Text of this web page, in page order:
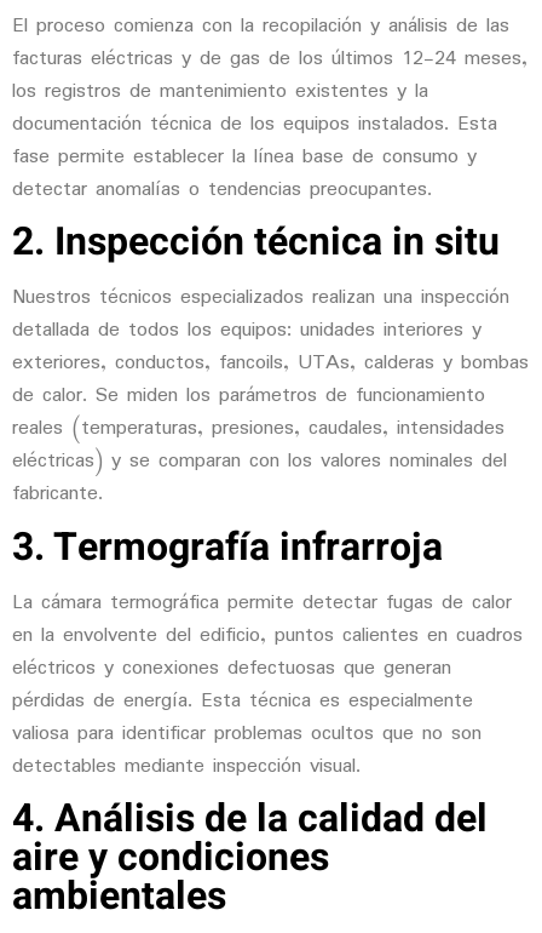
El proceso comienza con la recopilación y análisis de las
facturas eléctricas y de gas de los últimos 12-24 meses,
los registros de mantenimiento existentes y la
documentación técnica de los equipos instalados. Esta
fase permite establecer la línea base de consumo y
detectar anomalías o tendencias preocupantes.
2. Inspección técnica in situ
Nuestros técnicos especializados realizan una inspección
detallada de todos los equipos: unidades interiores y
exteriores, conductos, fancoils, UTAs, calderas y bombas
de calor. Se miden los parámetros de funcionamiento
reales (temperaturas, presiones, caudales, intensidades
eléctricas) y se comparan con los valores nominales del
fabricante.
3. Termografía infrarroja
La cámara termográfica permite detectar fugas de calor
en la envolvente del edificio, puntos calientes en cuadros
eléctricos y conexiones defectuosas que generan
pérdidas de energía. Esta técnica es especialmente
valiosa para identificar problemas ocultos que no son
detectables mediante inspección visual.
4. Análisis de la calidad del
aire y condiciones
ambientales